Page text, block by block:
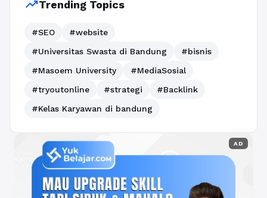
trending_upTrending Topics
#SEO
#website
#Universitas Swasta di Bandung
#bisnis
#Masoem University
#MediaSosial
#tryoutonline
#strategi
#Backlink
#Kelas Karyawan di bandung
AD